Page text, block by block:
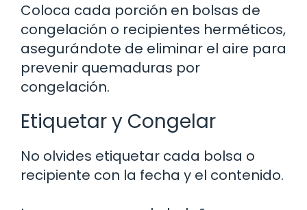
Coloca cada porción en bolsas de
congelación o recipientes herméticos,
asegurándote de eliminar el aire para
prevenir quemaduras por
congelación.
Etiquetar y Congelar
No olvides etiquetar cada bolsa o
recipiente con la fecha y el contenido.